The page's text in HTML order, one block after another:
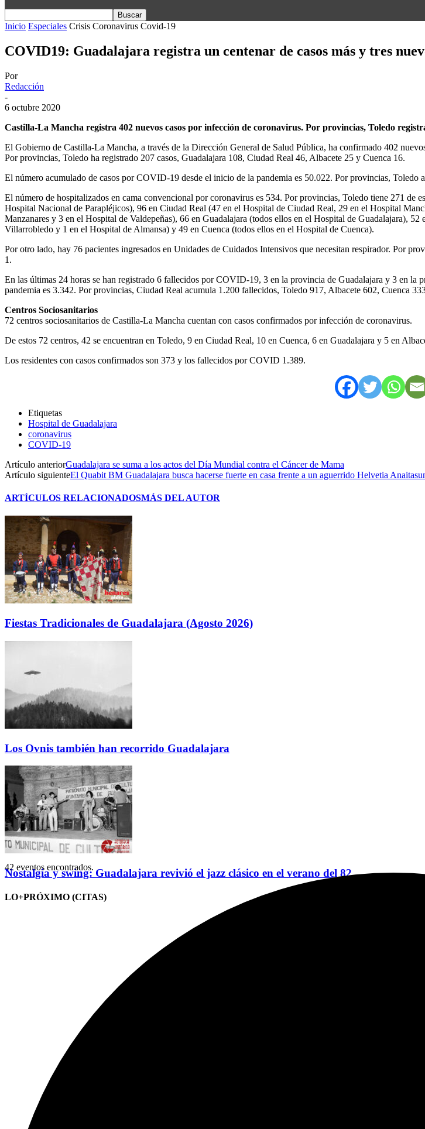
Inicio Especiales Crisis Coronavirus Covid-19
COVID19: Guadalajara registra un centenar de casos más y tres
Por
Redacción
-
6 octubre 2020
Castilla-La Mancha registra 402 nuevos casos por infección de coronavirus. Por provincias, Toledo
El Gobierno de Castilla-La Mancha, a través de la Dirección General de Salud Pública, ha confirmado 402
Por provincias, Toledo ha registrado 207 casos, Guadalajara 108, Ciudad Real 46, Albacete 25 y Cuenca 16.
El número acumulado de casos por COVID-19 desde el inicio de la pandemia es 50.022. Por provincias,
El número de hospitalizados en cama convencional por coronavirus es 534. Por provincias, Toledo tiene 271 de
Hospital Nacional de Parapléjicos), 96 en Ciudad Real (47 en el Hospital de Ciudad Real, 29 en el Hospital
Manzanares y 3 en el Hospital de Valdepeñas), 66 en Guadalajara (todos ellos en el Hospital de Guadalajara),
Villarrobledo y 1 en el Hospital de Almansa) y 49 en Cuenca (todos ellos en el Hospital de Cuenca).
Por otro lado, hay 76 pacientes ingresados en Unidades de Cuidados Intensivos que necesitan respirador. Por
1.
En las últimas 24 horas se han registrado 6 fallecidos por COVID-19, 3 en la provincia de Guadalajara y 3 en
pandemia es 3.342. Por provincias, Ciudad Real acumula 1.200 fallecidos, Toledo 917, Albacete 602, Cuenca
Centros Sociosanitarios
72 centros sociosanitarios de Castilla-La Mancha cuentan con casos confirmados por infección de coronavirus.
De estos 72 centros, 42 se encuentran en Toledo, 9 en Ciudad Real, 10 en Cuenca, 6 en Guadalajara y 5 en
Los residentes con casos confirmados son 373 y los fallecidos por COVID 1.389.
Etiquetas
Hospital de Guadalajara
coronavirus
COVID-19
Artículo anteriorGuadalajara se suma a los actos del Día Mundial contra el Cáncer de Mama
Artículo siguienteEl Quabit BM Guadalajara busca hacerse fuerte en casa frente a un aguerrido Helvetia
ARTÍCULOS RELACIONADOSMÁS DEL AUTOR
Fiestas Tradicionales de Guadalajara (Agosto 2026)
Los Ovnis también han recorrido Guadalajara
Nostalgia y swing: Guadalajara revivió el jazz clásico en el verano del 82
LO+PRÓXIMO (CITAS)
42 eventos encontrados.